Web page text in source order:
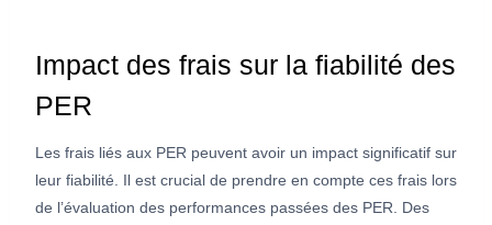
Impact des frais sur la fiabilité des
PER
Les frais liés aux PER peuvent avoir un impact significatif sur
leur fiabilité. Il est crucial de prendre en compte ces frais lors
de l’évaluation des performances passées des PER. Des